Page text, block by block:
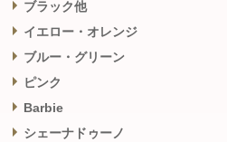
ブラック他
イエロー・オレンジ
ブルー・グリーン
ピンク
Barbie
シェーナドゥーノ